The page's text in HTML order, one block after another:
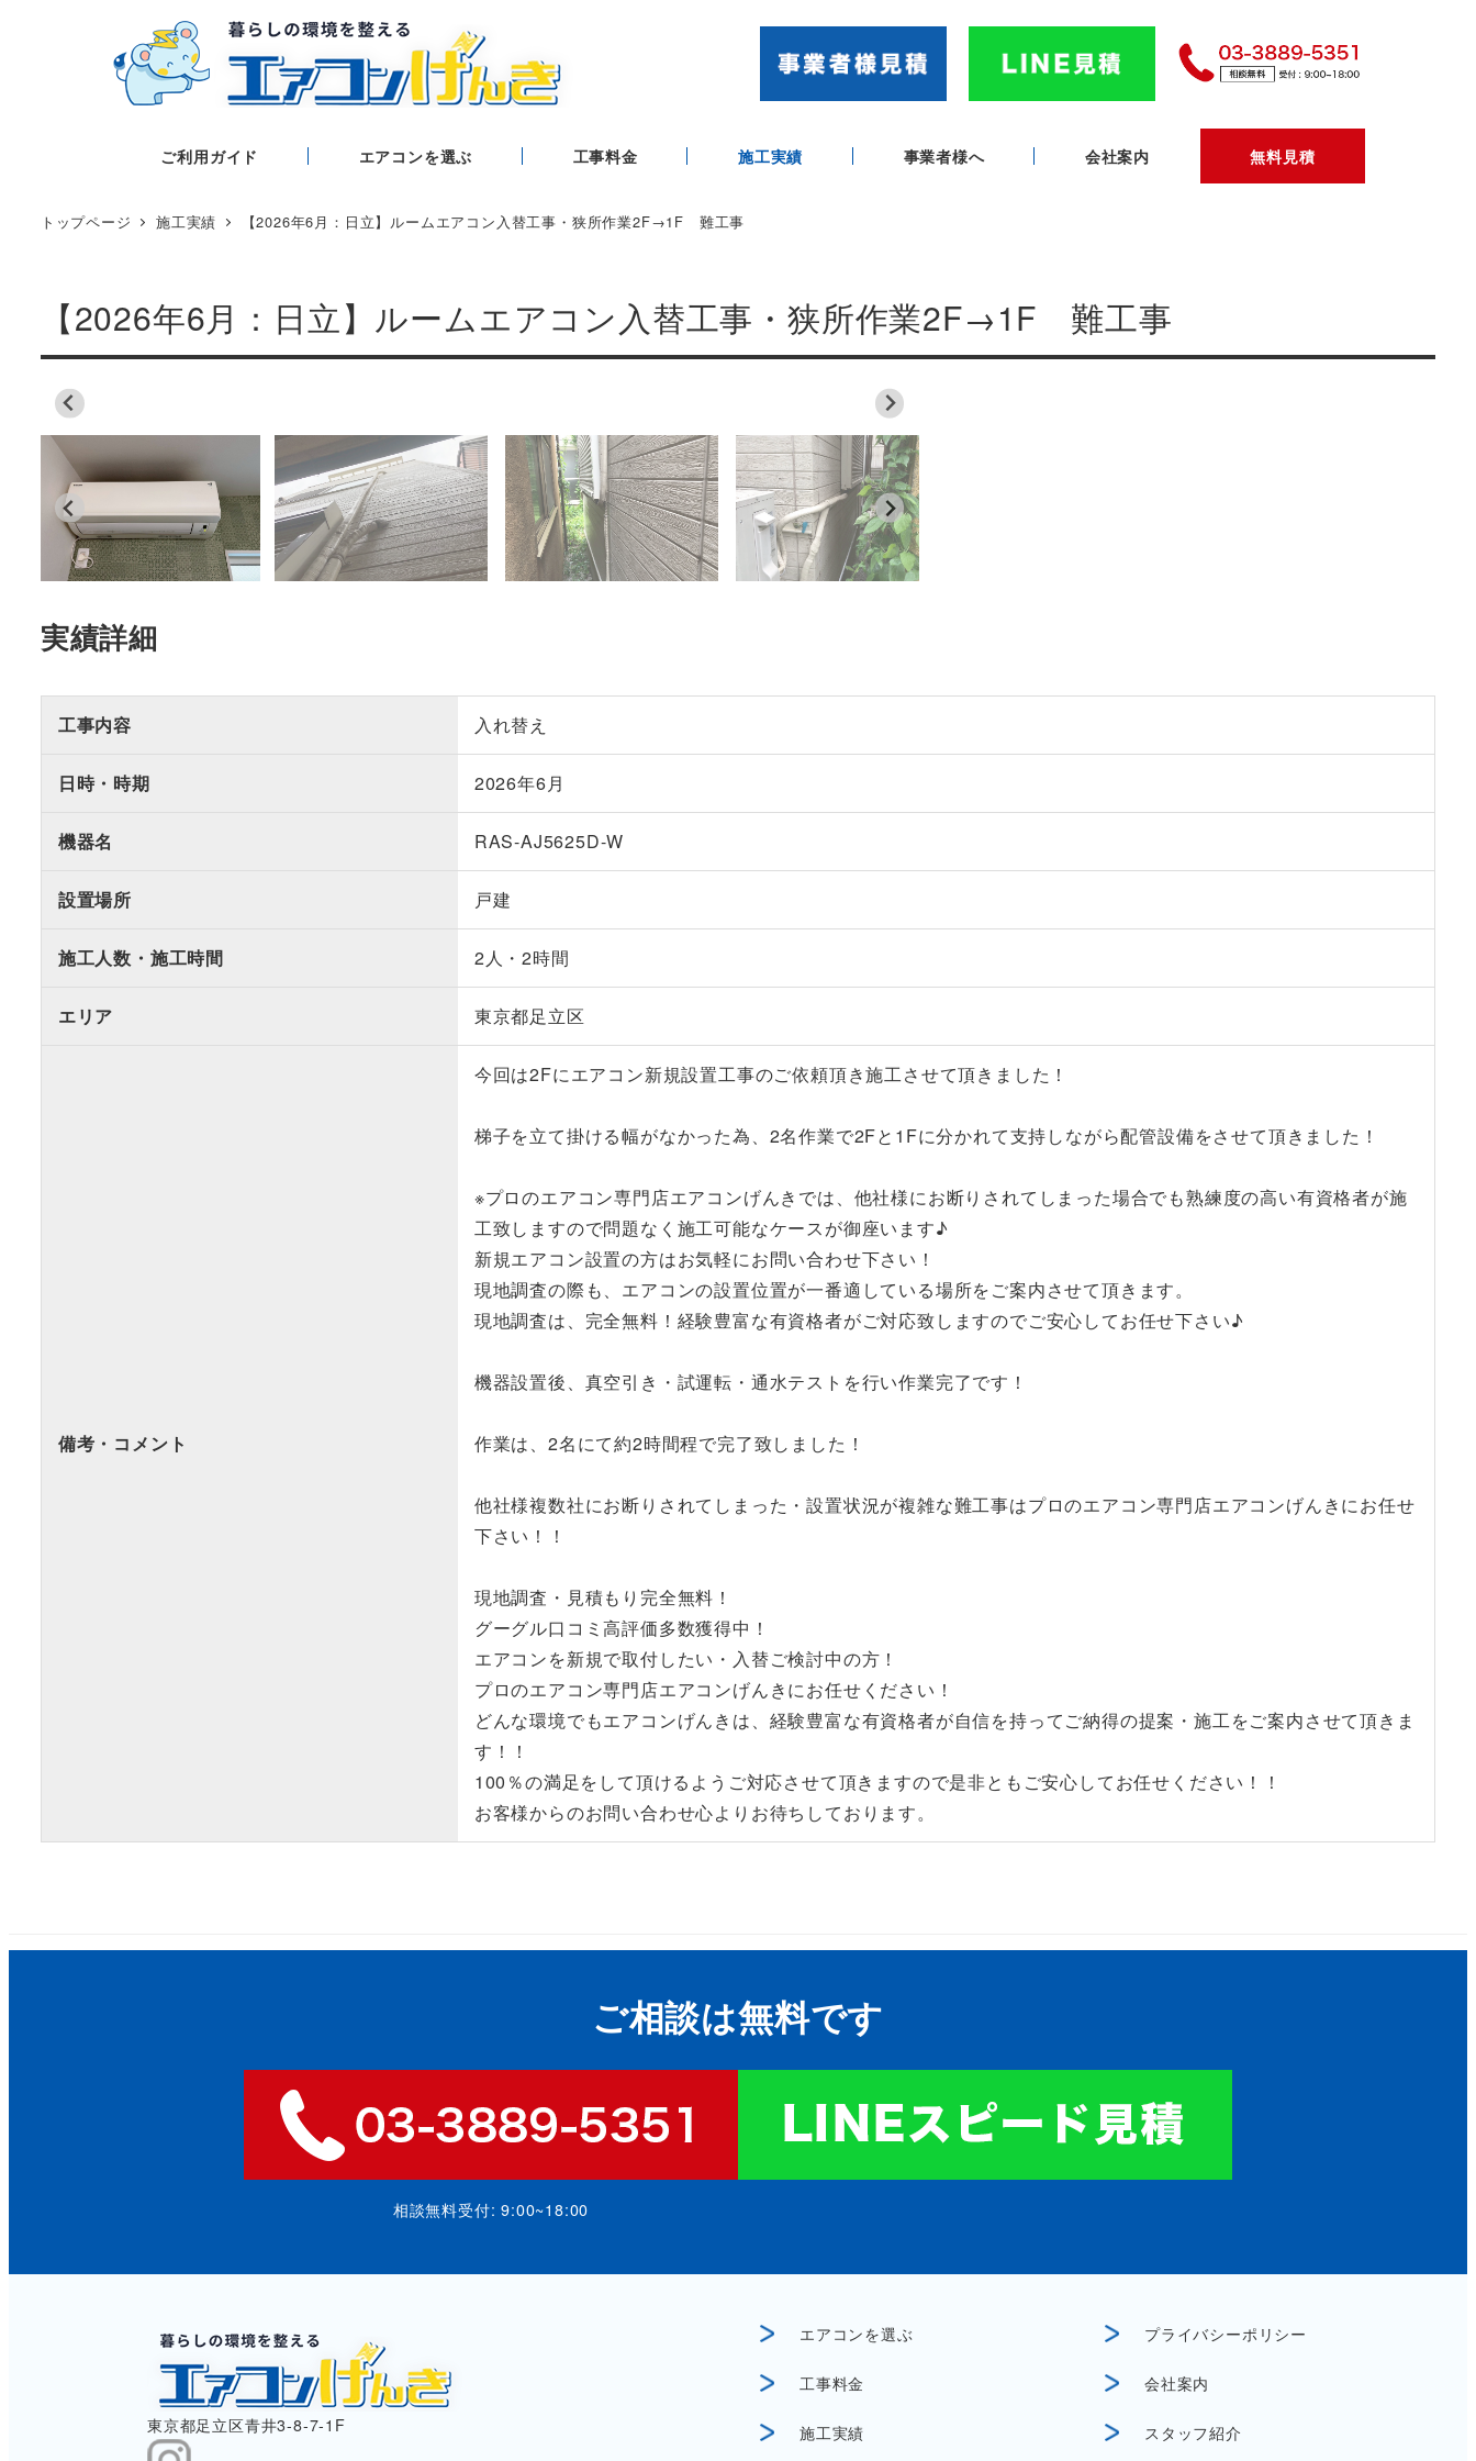
ご利用ガイド エアコンを選ぶ 工事料金 施工実績 事業者様へ 会社案内 無料見積
トップページ 施工実績 【2026年6月：日立】ルームエアコン入替工事・狭所作業2F→1F 難工事
【2026年6月：日立】ルームエアコン入替工事・狭所作業2F→1F 難工事
実績詳細
工事内容 入れ替え
日時・時期 2026年6月
機器名 RAS-AJ5625D-W
設置場所 戸建
施工人数・施工時間 2人・2時間
エリア 東京都足立区
備考・コメント
今回は2Fにエアコン新規設置工事のご依頼頂き施工させて頂きました！
梯子を立て掛ける幅がなかった為、2名作業で2Fと1Fに分かれて支持しながら配管設備をさせて頂きました！
※プロのエアコン専門店エアコンげんきでは、他社様にお断りされてしまった場合でも熟練度の高い有資格者が施
工致しますので問題なく施工可能なケースが御座います♪
新規エアコン設置の方はお気軽にお問い合わせ下さい！
現地調査の際も、エアコンの設置位置が一番適している場所をご案内させて頂きます。
現地調査は、完全無料！経験豊富な有資格者がご対応致しますのでご安心してお任せ下さい♪
機器設置後、真空引き・試運転・通水テストを行い作業完了です！
作業は、2名にて約2時間程で完了致しました！
他社様複数社にお断りされてしまった・設置状況が複雑な難工事はプロのエアコン専門店エアコンげんきにお任せ
下さい！！
現地調査・見積もり完全無料！
グーグル口コミ高評価多数獲得中！
エアコンを新規で取付したい・入替ご検討中の方！
プロのエアコン専門店エアコンげんきにお任せください！
どんな環境でもエアコンげんきは、経験豊富な有資格者が自信を持ってご納得の提案・施工をご案内させて頂きま
す！！
100％の満足をして頂けるようご対応させて頂きますので是非ともご安心してお任せください！！
お客様からのお問い合わせ心よりお待ちしております。
ご相談は無料です
相談無料受付: 9:00~18:00
東京都足立区青井3-8-7-1F
エアコンを選ぶ
工事料金
施工実績
プライバシーポリシー
会社案内
スタッフ紹介